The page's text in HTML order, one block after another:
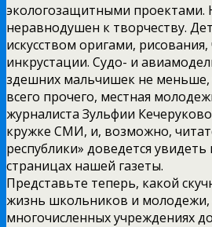
экологозащитными проектами.
неравнодушен к творчеству.
искусством оригами, рисования,
инкрустации. Судо- и
здешних мальчишек не меньше,
всего прочего, местная
журналиста Зульфии
кружке СМИ, и, возможно,
республики» доведется
страницах нашей газеты.
Представьте теперь, какой
жизнь школьников и молодежи,
многочисленных учреждениях